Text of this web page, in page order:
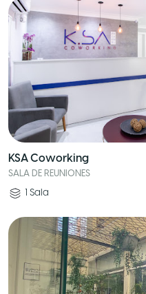
KSA Coworking
SALA DE REUNIONES
1 Sala